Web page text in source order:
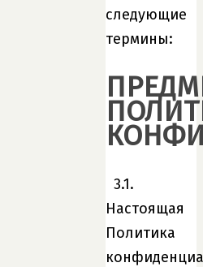
следующие
термины:
3.1.
Настоящая
Политика